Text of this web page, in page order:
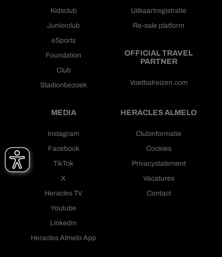
Kidsclub
Juniorclub
eSports
Foundation
Club
Stadionbezoek
Uitkaartregistratie
Re-sale platform
OFFICIAL TRAVEL
PARTNER
Voetbalreizen.com
MEDIA
Instagram
Facebook
TikTok
X
Heracles TV
Youtube
LinkedIn
Heracles Almelo App
HERACLES ALMELO
Clubinformatie
Cookies
Privacystatement
Vacatures
Contact